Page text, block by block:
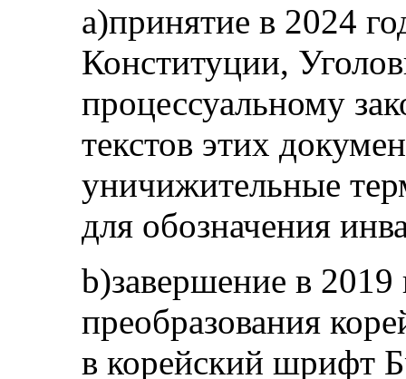
a)принятие в 2024
Конституции,
процессуальному
текстов этих
уничижительные
для обозначения
b)завершение в
преобразования
в корейский шрифт